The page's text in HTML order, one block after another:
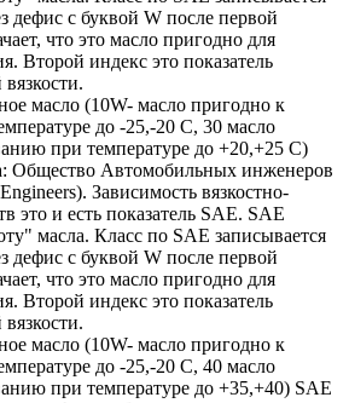
дефис с буквой W после первой
что это масло пригодно для
Второй индекс это показатель
масло (10W- масло пригодно к
до -25,-20 С, 30 масло
при температуре до +20,+25 С)
Общество Автомобильных инженеров
Зависимость вязкостно-
это и есть показатель SAE. SAE
масла. Класс по SAE записывается
дефис с буквой W после первой
что это масло пригодно для
Второй индекс это показатель
масло (10W- масло пригодно к
до -25,-20 С, 40 масло
при температуре до +35,+40) SAE